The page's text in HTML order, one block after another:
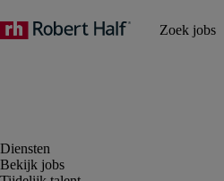
Bekijk jobs